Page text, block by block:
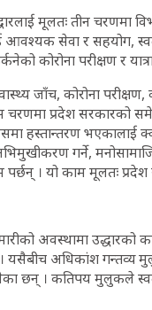
मूलतः तीन चरणमा
सेवा र सहयोग,
कोरोना परीक्षण र
जाँच, कोरोना परीक्षण,
चरणमा प्रदेश सरकारको
हस्तान्तरण भएकालाई
गर्ने,
पर्छन् । यो काम मूलतः
अवस्थामा
। यसैबीच अधिकांश गन्तव्य
छन् । कतिपय मुलुकले